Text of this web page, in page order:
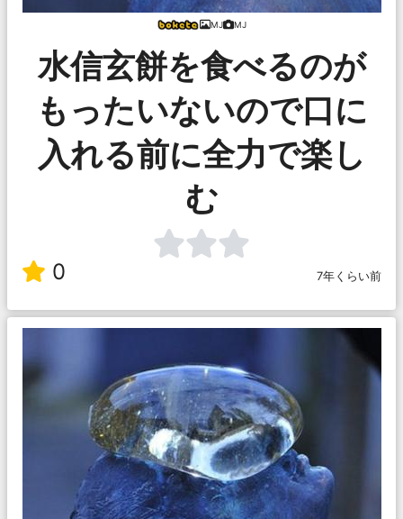
MJ MJ
水信玄餅を食べるのが
もったいないので口に
入れる前に全力で楽し
む
0 7年くらい前